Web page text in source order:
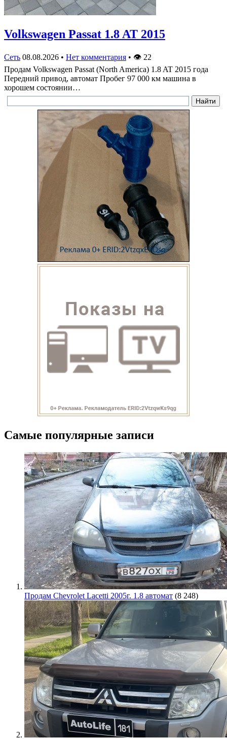
Volkswagen Passat 1.8 AT 2015
Сеть 08.08.2026 • Нет комментария • 👁 22
Продам Volkswagen Passat (North America) 1.8 AT 2015 года
Передний привод, автомат Пробег 97 000 км машина в
хорошем состоянии…
Самые популярные записи
Продам Chevrolet Lacetti 2005г. 1.8 автомат (8 248)